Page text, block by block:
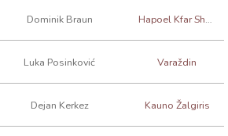
Dominik Braun Hapoel Kfar Shalem
Luka Posinković Varaždin
Dejan Kerkez Kauno Žalgiris